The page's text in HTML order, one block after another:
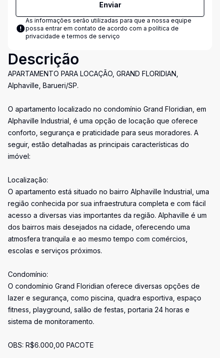
Enviar
As informações serão utilizadas para que a nossa equipe
possa entrar em contato de acordo com a política de
privacidade e termos de serviço
Descrição
APARTAMENTO PARA LOCAÇÃO, GRAND FLORIDIAN,
Alphaville, Barueri/SP.
O apartamento localizado no condomínio Grand Floridian, em
Alphaville Industrial, é uma opção de locação que oferece
conforto, segurança e praticidade para seus moradores. A
seguir, estão detalhadas as principais características do
imóvel:
Localização:
O apartamento está situado no bairro Alphaville Industrial, uma
região conhecida por sua infraestrutura completa e com fácil
acesso a diversas vias importantes da região. Alphaville é um
dos bairros mais desejados na cidade, oferecendo uma
atmosfera tranquila e ao mesmo tempo com comércios,
escolas e serviços próximos.
Condomínio:
O condomínio Grand Floridian oferece diversas opções de
lazer e segurança, como piscina, quadra esportiva, espaço
fitness, playground, salão de festas, portaria 24 horas e
sistema de monitoramento.
OBS: R$6.000,00 PACOTE